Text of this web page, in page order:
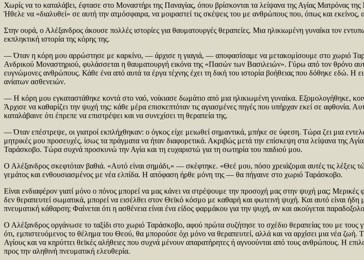
Χωρίς να το καταλάβει, έφτασε στο Μοναστήρι της Παναγίας, όπου βρίσκονται τα λείψανα της Αγίας Ματρόνας
Ήθελε να «διαλυθεί» σε αυτή την ατμόσφαιρα, να μοιραστεί τις σκέψεις του με ανθρώπους που, όπως και εκείνος,
Στην ουρά, ο Αλέξανδρος άκουσε πολλές ιστορίες για θαυματουργές θεραπείες. Μια ηλικιωμένη γυναίκα τον
εκπληκτική ιστορία της κόρης της.
— Όταν η κόρη μου αρρώστησε με καρκίνο, — άρχισε η γιαγιά, — αποφασίσαμε να μετακομίσουμε στο χωριό
Ανδρικού Μοναστηριού, φυλάσσεται η θαυματουργή εικόνα της «Πασών των Βασιλειών». Γύρω από τον θρόνο
ευγνώμονες ανθρώπους. Κάθε ένα από αυτά τα έργα τέχνης έχει τη δική του ιστορία βοήθειας που δόθηκε εδώ. Η
ανίατων ασθενειών.
— Η κόρη μου εγκαταστάθηκε κοντά στο ναό, νοίκιασε δωμάτιο από μια ηλικιωμένη γυναίκα. Εξομολογήθηκε,
Άρχισε να καθαρίζει την ψυχή της: κάθε μέρα επισκεπτόταν τις αγιασμένες πηγές που υπήρχαν εκεί σε αφθονία.
καταλάβαινε ότι έπρεπε να επιστρέψει και να συνεχίσει τη θεραπεία της.
— Όταν επέστρεψε, οι γιατροί εκπλήχθηκαν: ο όγκος είχε μειωθεί σημαντικά, μπήκε σε ύφεση. Τώρα ζει μια
μητρικές μου προσευχές, ίσως τα πράγματα να ήταν διαφορετικά. Ακριβώς μετά την επίσκεψη στα λείψανα της
Ταράσκοβο. Τώρα συχνά προσκυνώ την Αγία και τη ευχαριστώ για τη σωτηρία του παιδιού μου.
Ο Αλέξανδρος σκεφτόταν βαθιά. «Αυτό είναι σημάδι,» — σκέφτηκε. «Θεέ μου, πόσο χρειάζομαι αυτές τις λέξεις
γεμάτος και ενθουσιασμένος με νέα ελπίδα. Η απόφαση ήρθε μόνη της — θα πήγαινε στο χωριό Ταράσκοβο.
Είναι ενδιαφέρον γιατί μόνο ο πόνος μπορεί να μας κάνει να στρέψουμε την προσοχή μας στην ψυχή μας;
δεν θεραπευτεί σωματικά, μπορεί να εισέλθει στον Θεϊκό κόσμο με καθαρή και φωτεινή ψυχή. Και αυτό είναι ήδη
πνευματική κάθαρση; Φαίνεται ότι η ασθένεια είναι ένα είδος φαρμάκου για την ψυχή, αν και ακούγεται
Ο Αλέξανδρος οργάνωσε το ταξίδι στο χωριό Ταράσκοβο, αφού πρώτα συζήτησε το σχέδιο θεραπείας του με τους
ότι, εμπιστευόμενος το θέλημα του Θεού, θα μπορούσε όχι μόνο να θεραπευτεί, αλλά και να αρχίσει μια νέα
Αγίους και να κηρύττει θεϊκές αλήθειες που συχνά μένουν απαρατήρητες ή αγνοούνται από τους ανθρώπους. Η
προς την αληθινή πνευματική ελευθερία.